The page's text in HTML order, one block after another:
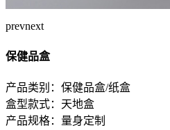
prevnext
保健品盒
产品类别：保健品盒/纸盒
盒型款式：天地盒
产品规格：量身定制